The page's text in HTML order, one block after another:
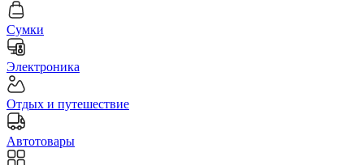
Сумки
Электроника
Отдых и путешествие
Автотовары